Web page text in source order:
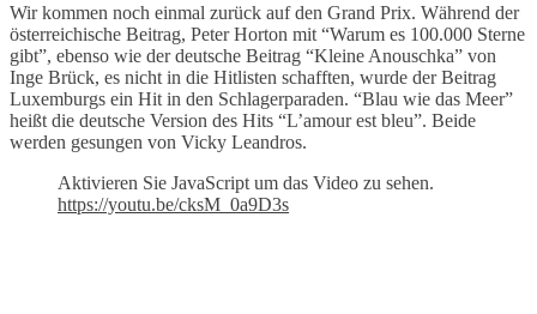
Wir kommen noch einmal zurück auf den Grand Prix. Während der
österreichische Beitrag, Peter Horton mit “Warum es 100.000 Sterne
gibt”, ebenso wie der deutsche Beitrag “Kleine Anouschka” von
Inge Brück, es nicht in die Hitlisten schafften, wurde der Beitrag
Luxemburgs ein Hit in den Schlagerparaden. “Blau wie das Meer”
heißt die deutsche Version des Hits “L’amour est bleu”. Beide
werden gesungen von Vicky Leandros.
Aktivieren Sie JavaScript um das Video zu sehen.
https://youtu.be/cksM_0a9D3s